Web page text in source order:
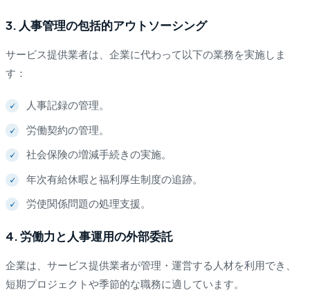
3. 人事管理の包括的アウトソーシング
サービス提供業者は、企業に代わって以下の業務を実施しま
す：
人事記録の管理。
労働契約の管理。
社会保険の増減手続きの実施。
年次有給休暇と福利厚生制度の追跡。
労使関係問題の処理支援。
4. 労働力と人事運用の外部委託
企業は、サービス提供業者が管理・運営する人材を利用でき、
短期プロジェクトや季節的な職務に適しています。